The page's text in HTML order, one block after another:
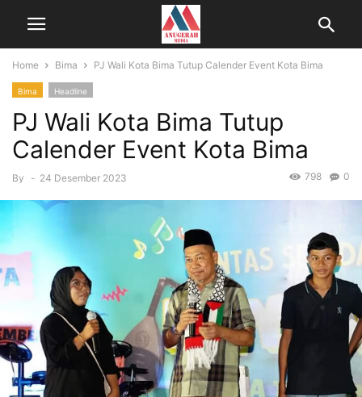
Home Bima PJ Wali Kota Bima Tutup Calender Event Kota Bima
Bima Headline
PJ Wali Kota Bima Tutup
Calender Event Kota Bima
By - 24 Desember 2023 0
798